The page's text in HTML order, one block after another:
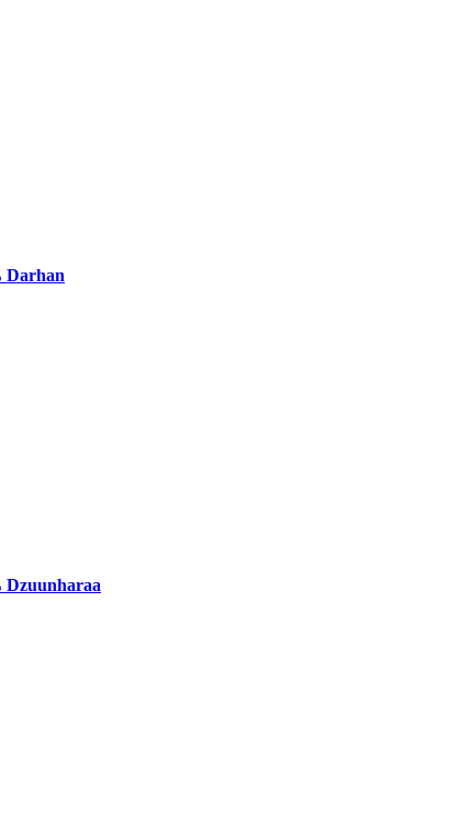
Darhan
Dzuunharaa